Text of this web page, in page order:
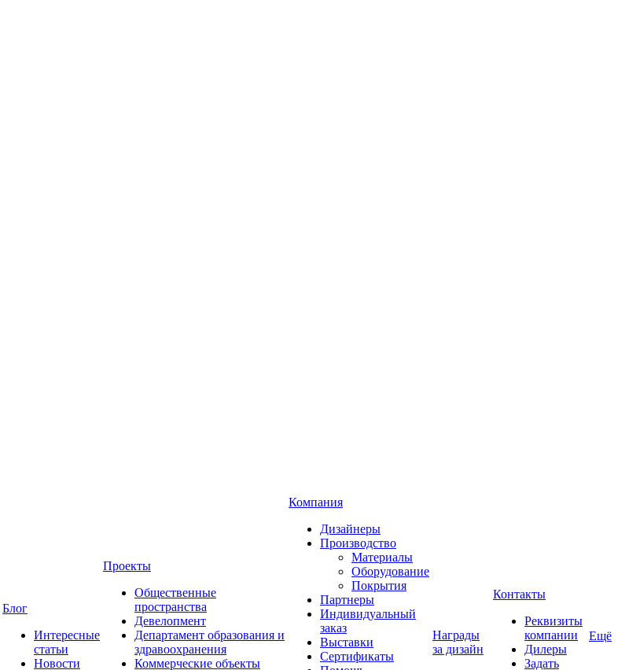
Блог
Интересные
статьи
Новости
Проекты
Общественные
пространства
Девелопмент
Департамент образования и
здравоохранения
Коммерческие объекты
Компания
Дизайнеры
Производство
Материалы
Оборудование
Покрытия
Партнеры
Индивидуальный
заказ
Выставки
Сертификаты
Награды
за дизайн
Контакты
Реквизиты
компании
Дилеры
Задать
Ещё